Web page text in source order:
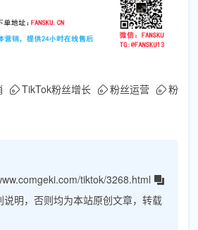
TikTok粉丝增长 粉丝运营
粉
tiktok/3268.html
说明，否则均为本站原创文章，转载